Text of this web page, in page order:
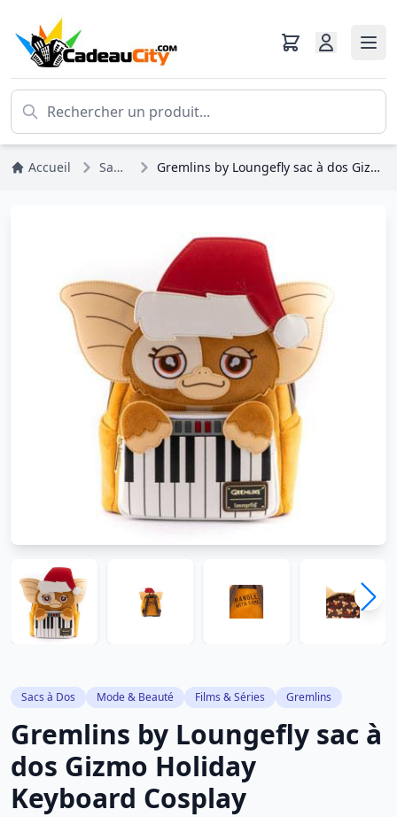
Accueil Sacs à Dos Gremlins by Loungefly sac à dos Gizmo Holiday Keyboard Cosplay
Sacs à Dos Mode & Beauté Films & Séries Gremlins
Gremlins by Loungefly sac à
dos Gizmo Holiday
Keyboard Cosplay